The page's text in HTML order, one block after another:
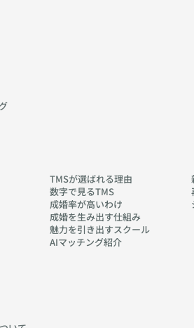
TMSが選ばれる理由
数字で見るTMS
成婚率が高いわけ
成婚を生み出す仕組み
魅力を引き出すスクール
AIマッチング紹介